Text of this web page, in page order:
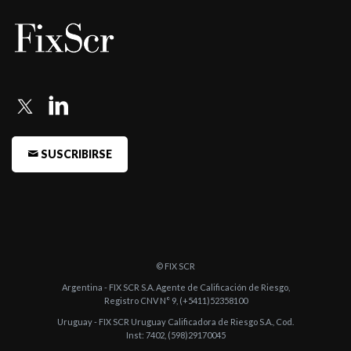
SUSCRIBIRSE
© FIX SCR
Argentina - FIX SCR S.A. Agente de Calificación de Riesgo,
Registro CNV N° 9, (+5411)52358100
Uruguay - FIX SCR Uruguay Calificadora de Riesgo S.A., Cod.
Inst: 7402, (598)29170045